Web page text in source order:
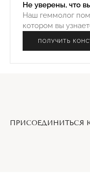
Не уверены, что
Наш геммолог
котором вы
ПОЛУЧИТЬ
ПРИСОЕДИНИТЬСЯ